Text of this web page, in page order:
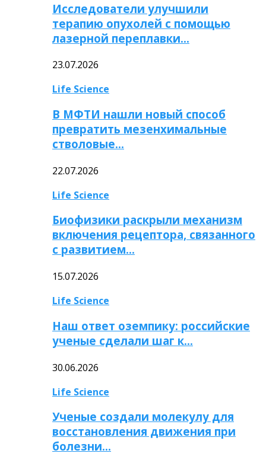
Исследователи улучшили
терапию опухолей с помощью
лазерной переплавки…
23.07.2026
Life Science
В МФТИ нашли новый способ
превратить мезенхимальные
стволовые…
22.07.2026
Life Science
Биофизики раскрыли механизм
включения рецептора, связанного
с развитием…
15.07.2026
Life Science
Наш ответ оземпику: российские
ученые сделали шаг к…
30.06.2026
Life Science
Ученые создали молекулу для
восстановления движения при
болезни…